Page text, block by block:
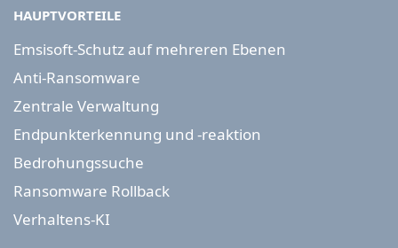
HAUPTVORTEILE
Emsisoft-Schutz auf mehreren Ebenen
Anti-Ransomware
Zentrale Verwaltung
Endpunkterkennung und -reaktion
Bedrohungssuche
Ransomware Rollback
Verhaltens-KI